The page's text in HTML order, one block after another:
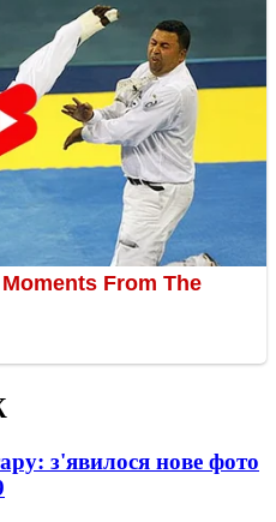
з'явилося нове фото